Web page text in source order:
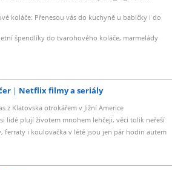
koláče: Přenesou vás do kuchyně u babičky i do
špendlíky do tvarohového koláče, marmelády
Netflix filmy a seriály
z Klatovska otrokářem v Jižní Americe
lidé plují životem mnohem lehčeji, věci tolik neřeší
ferraty i koulovačka v létě jsou jen pár hodin autem